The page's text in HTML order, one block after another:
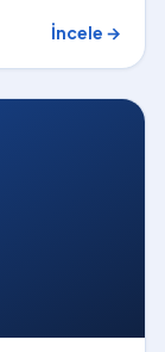
İncele →